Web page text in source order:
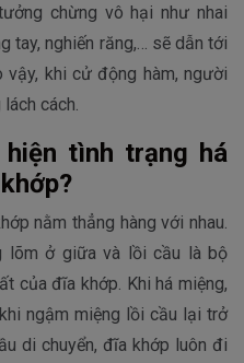
chừng vô hại như nhai
tay, nghiến răng,… sẽ dẫn tới
vậy, khi cử động hàm, người
cách.
tình trạng há
nằm thẳng hàng với nhau.
lõm ở giữa và lồi cầu là bộ
của đĩa khớp. Khi há miệng,
ngậm miệng lồi cầu lại trở
di chuyển, đĩa khớp luôn đi